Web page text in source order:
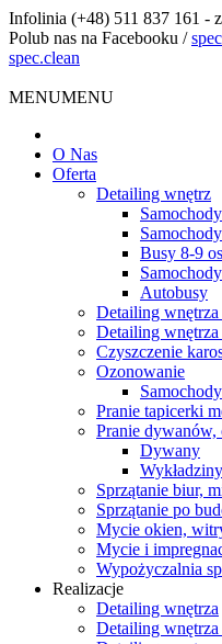
Infolinia (+48) 511 837 161 -
Polub nas na Facebooku /
spec.clean
MENUMENU
O Nas
Oferta
Detailing wnętrz
Busy 8-9
Autobusy
Detailing wnętrza
Detailing wnętrza
Czyszczenie
Ozonowanie
Samochody
Pranie tapicerki
Pranie dywanów,
Dywany
Wykładziny
Sprzątanie biur,
Sprzątanie po
Mycie okien,
Mycie i
Wypożyczalnia
Realizacje
Detailing wnętrza
Detailing wnętrza